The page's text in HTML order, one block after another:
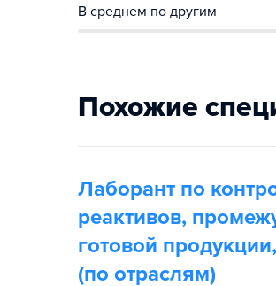
В среднем по другим
Похожие
Лаборант по
реактивов,
готовой
(по отраслям)